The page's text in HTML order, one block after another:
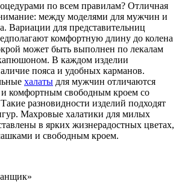
по всем правилам? Отличная
между моделями для мужчин и
Вариации для представительниц
комфортную длину до колена
может быть выполнен по лекалам
В каждом изделии
пояса и удобных карманов.
халаты для мужчин отличаются
комфортным свободным кроем со
разновидности изделий подходят
Махровые халатики для милых
в ярких жизнерадостных цветах,
и свободным кроем.